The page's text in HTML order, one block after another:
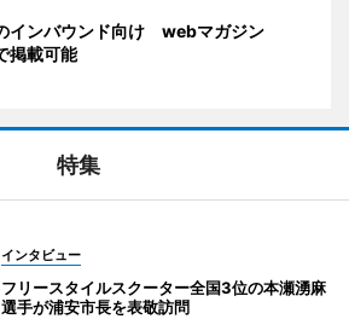
インバウンド向け webマガジン
掲載可能
特集
インタビュー
フリースタイルスクーター全国3位の本瀬湧麻
選手が浦安市長を表敬訪問